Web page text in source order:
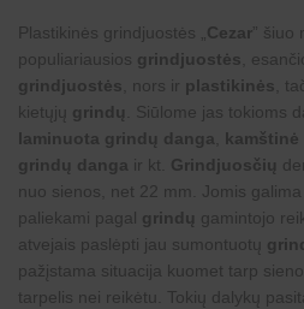
Plastikinės grindjuostės „Cezar” šiuo
populiariausios grindjuostės ,
grindjuostės , nors ir plastikinės ,
kietųjų grindų . Siūlome jas tokioms
laminuota grindų danga
grindų danga ir kt. Grindjuosčių
nuo sienos, net 22 mm. Jomis
paliekami pagal grindų gamintojo
atvejais paslėpti jau sumontuotų
pažįstama situacija kuomet tarp
tarpelis nei reikėtu. Tokių dalykų